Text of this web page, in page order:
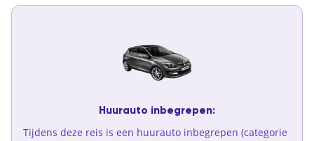
Huurauto inbegrepen:
Tijdens deze reis is een huurauto inbegrepen (categorie